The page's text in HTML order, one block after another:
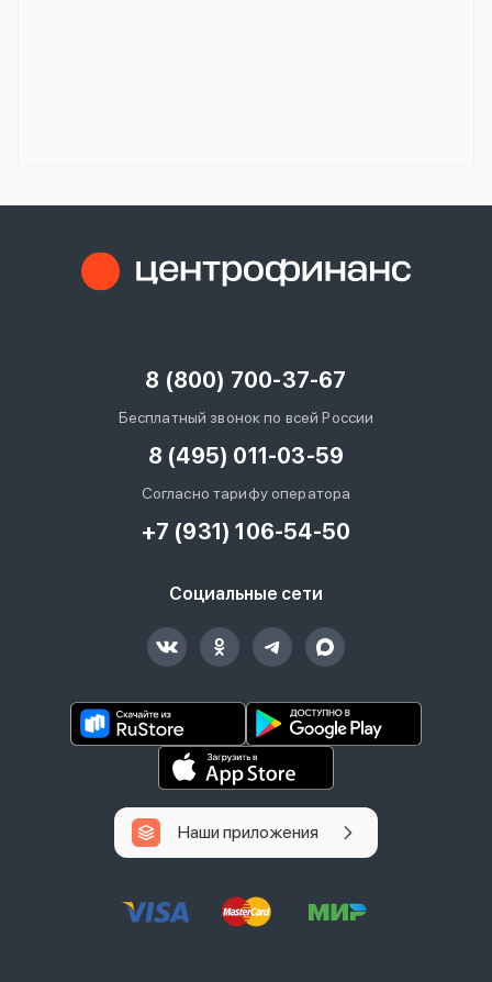
8 (800) 700-37-67
Бесплатный звонок по всей России
8 (495) 011-03-59
Согласно тарифу оператора
+7 (931) 106-54-50
Социальные сети
Наши приложения